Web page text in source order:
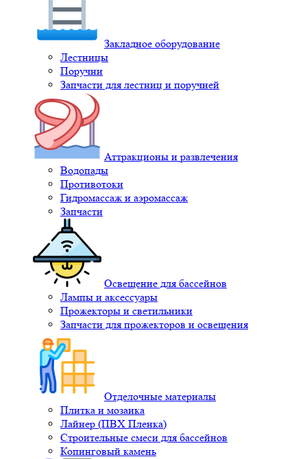
Закладное оборудование
Лестницы
Поручни
Запчасти для лестниц и поручней
Аттракционы и развлечения
Водопады
Противотоки
Гидромассаж и аэромассаж
Запчасти
Освещение для бассейнов
Лампы и аксессуары
Прожекторы и светильники
Запчасти для прожекторов и освещения
Отделочные материалы
Плитка и мозаика
Лайнер (ПВХ Пленка)
Строительные смеси для бассейнов
Копинговый камень